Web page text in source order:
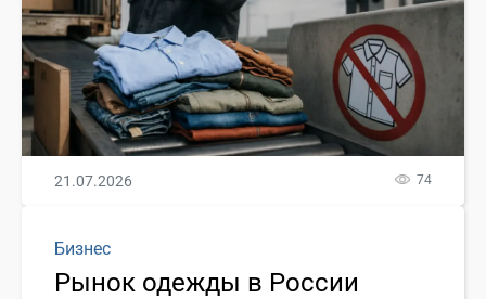
21.07.2026 74
Бизнес
Рынок одежды в России